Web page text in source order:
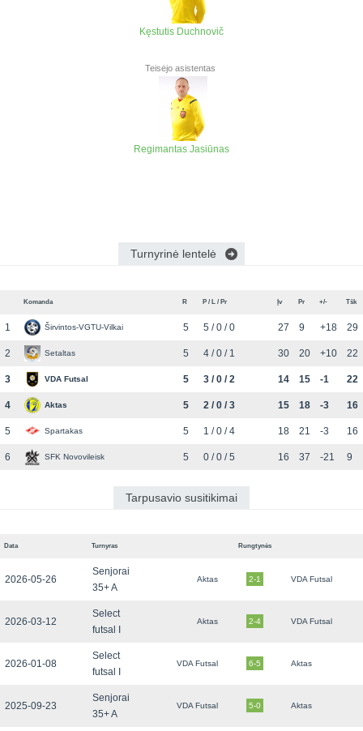
Kęstutis Duchnovič
Teisėjo asistentas
Regimantas Jasiūnas
Turnyrinė lentelė
Komanda R P / L / Pr Įv Pr +/- Tšk
1 Širvintos-VGTU-Vilkai 5 5 / 0 / 0 27 9 +18 29
2 Setaltas 5 4 / 0 / 1 30 20 +10 22
3 VDA Futsal 5 3 / 0 / 2 14 15 -1 22
4 Aktas 5 2 / 0 / 3 15 18 -3 16
5 Spartakas 5 1 / 0 / 4 18 21 -3 16
6 SFK Novovileisk 5 0 / 0 / 5 16 37 -21 9
Tarpusavio susitikimai
Data Turnyras Rungtynės
2026-05-26
Senjorai
35+ A
Aktas 2-1 VDA Futsal
2026-03-12
Select
futsal I
Aktas 2-4 VDA Futsal
2026-01-08
Select
futsal I
VDA Futsal 6-5 Aktas
2025-09-23
Senjorai
35+ A
VDA Futsal 5-0 Aktas